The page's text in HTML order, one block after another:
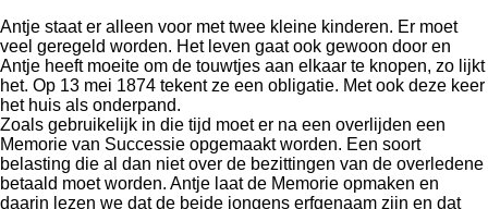
Antje staat er alleen voor met twee kleine kinderen. Er moet
veel geregeld worden. Het leven gaat ook gewoon door en
Antje heeft moeite om de touwtjes aan elkaar te knopen, zo lijkt
het. Op 13 mei 1874 tekent ze een obligatie. Met ook deze keer
het huis als onderpand.
Zoals gebruikelijk in die tijd moet er na een overlijden een
Memorie van Successie opgemaakt worden. Een soort
belasting die al dan niet over de bezittingen van de overledene
betaald moet worden. Antje laat de Memorie opmaken en
daarin lezen we dat de beide jongens erfgenaam zijn en dat